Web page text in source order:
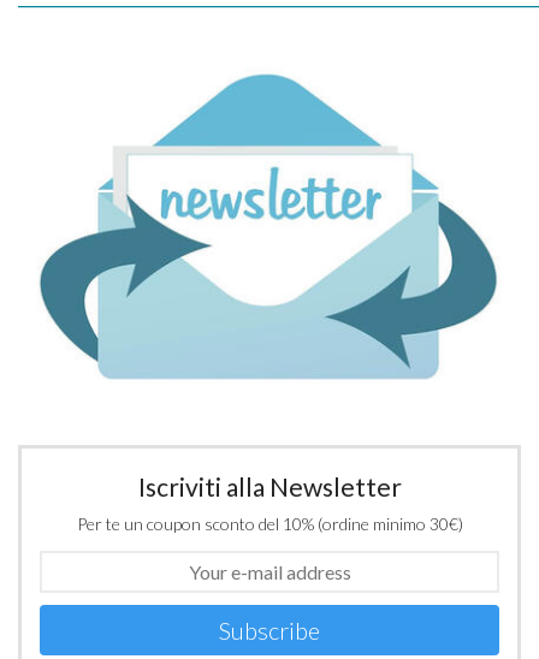
Iscriviti alla Newsletter
Per te un coupon sconto del 10% (ordine minimo 30€)
Subscribe